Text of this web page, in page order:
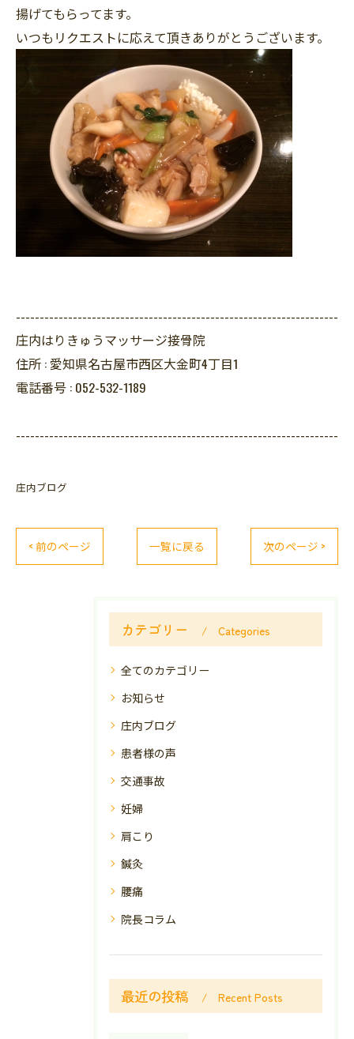
揚げてもらってます。
いつもリクエストに応えて頂きありがとうございます。
--------------------------------------------------------------------
庄内はりきゅうマッサージ接骨院
住所 : 愛知県名古屋市西区大金町4丁目1
電話番号 : 052-532-1189
--------------------------------------------------------------------
庄内ブログ
< 前のページ 一覧に戻る 次のページ >
カテゴリー Categories
全てのカテゴリー
お知らせ
庄内ブログ
患者様の声
交通事故
妊婦
肩こり
鍼灸
腰痛
院長コラム
最近の投稿 Recent Posts